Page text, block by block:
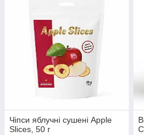
Чіпси яблучні сушені Apple
Slices, 50 г